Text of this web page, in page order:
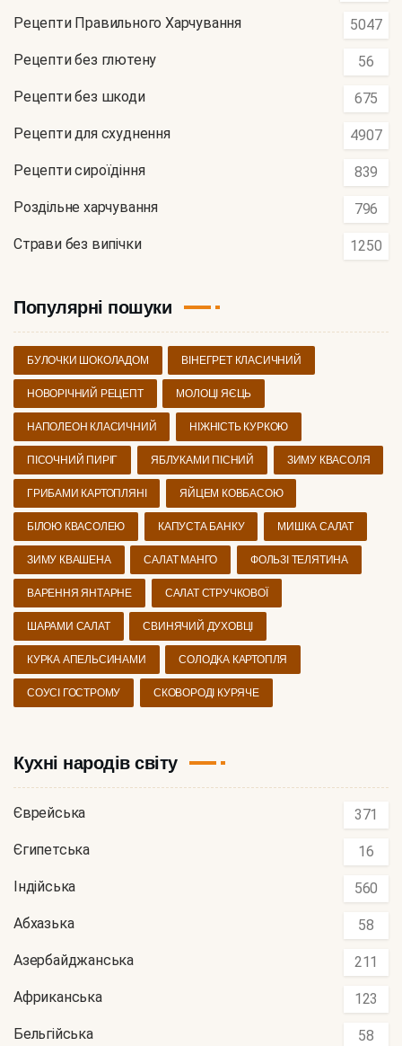
Рецепти Правильного Харчування 5047
Рецепти без глютену 56
Рецепти без шкоди 675
Рецепти для схуднення 4907
Рецепти сироїдіння 839
Роздільне харчування 796
Страви без випічки 1250
Популярні пошуки
БУЛОЧКИ ШОКОЛАДОМ ВІНЕГРЕТ КЛАСИЧНИЙ
НОВОРІЧНИЙ РЕЦЕПТ МОЛОЦІ ЯЄЦЬ
НАПОЛЕОН КЛАСИЧНИЙ НІЖНІСТЬ КУРКОЮ
ПІСОЧНИЙ ПИРІГ ЯБЛУКАМИ ПІСНИЙ ЗИМУ КВАСОЛЯ
ГРИБАМИ КАРТОПЛЯНІ ЯЙЦЕМ КОВБАСОЮ
БІЛОЮ КВАСОЛЕЮ КАПУСТА БАНКУ МИШКА САЛАТ
ЗИМУ КВАШЕНА САЛАТ МАНГО ФОЛЬЗІ ТЕЛЯТИНА
ВАРЕННЯ ЯНТАРНЕ САЛАТ СТРУЧКОВОЇ
ШАРАМИ САЛАТ СВИНЯЧИЙ ДУХОВЦІ
КУРКА АПЕЛЬСИНАМИ СОЛОДКА КАРТОПЛЯ
СОУСІ ГОСТРОМУ СКОВОРОДІ КУРЯЧЕ
Кухні народів світу
Єврейська 371
Єгипетська 16
Індійська 560
Абхазька 58
Азербайджанська 211
Африканська 123
Бельгійська 58